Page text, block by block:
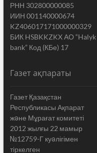
РНН 302800000085
ИИН 001140000674
KZ406017171000000329
БИК HSBKKZKX АО “Halyk
bank” Код (КБе) 17
Газет ақпараты
Газет Қазақстан
Республикасы Ақпарат
жəне Мұрағат комитеті
2012 жылғы 22 мамыр
№12759-Г куəлігімен
тіркелген